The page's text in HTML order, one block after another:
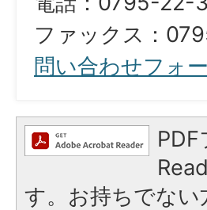
ファックス：
問い合わせフォ
す。お持ちでな